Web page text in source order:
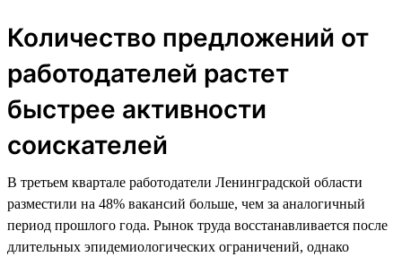
Количество предложений от
работодателей растет
быстрее активности
соискателей
В третьем квартале работодатели Ленинградской области
разместили на 48% вакансий больше, чем за аналогичный
период прошлого года. Рынок труда восстанавливается после
длительных эпидемиологических ограничений, однако